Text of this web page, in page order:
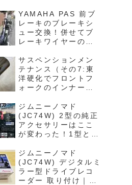
ルをキレイ隠します
YAMAHA PAS 前ブ
レーキのブレーキシ
ュー交換！併せてブ
レーキワイヤーの注
サスペンションメン
テナンス（その7:東
洋硬化でフロントフ
ォークのインナーチ
ティング完了）
ジムニーノマド
(JC74W) 2型の純正
アクセサリーはここ
が変わった！1型との
ら完全解説
ジムニーノマド
(JC74W) デジタルミ
ラー型ドライブレコ
ーダー 取り付け｜